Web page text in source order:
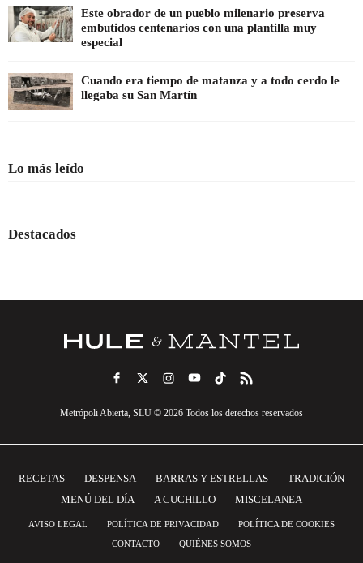
Este obrador de un pueblo milenario preserva
embutidos centenarios con una plantilla muy
especial
Cuando era tiempo de matanza y a todo cerdo le
llegaba su San Martín
Lo más leído
Destacados
Metrópoli Abierta, SLU © 2026 Todos los derechos reservados
RECETAS DESPENSA BARRAS Y ESTRELLAS
TRADICIÓN
MENÚ DEL DÍA
A CUCHILLO MISCELANEA
AVISO LEGAL POLÍTICA DE PRIVACIDAD
POLÍTICA DE COOKIES
CONTACTO
QUIÉNES SOMOS